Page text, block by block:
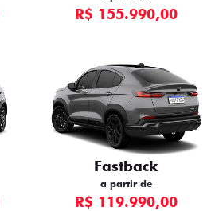
R$ 155.990,00
Fastback
a partir de
R$ 119.990,00